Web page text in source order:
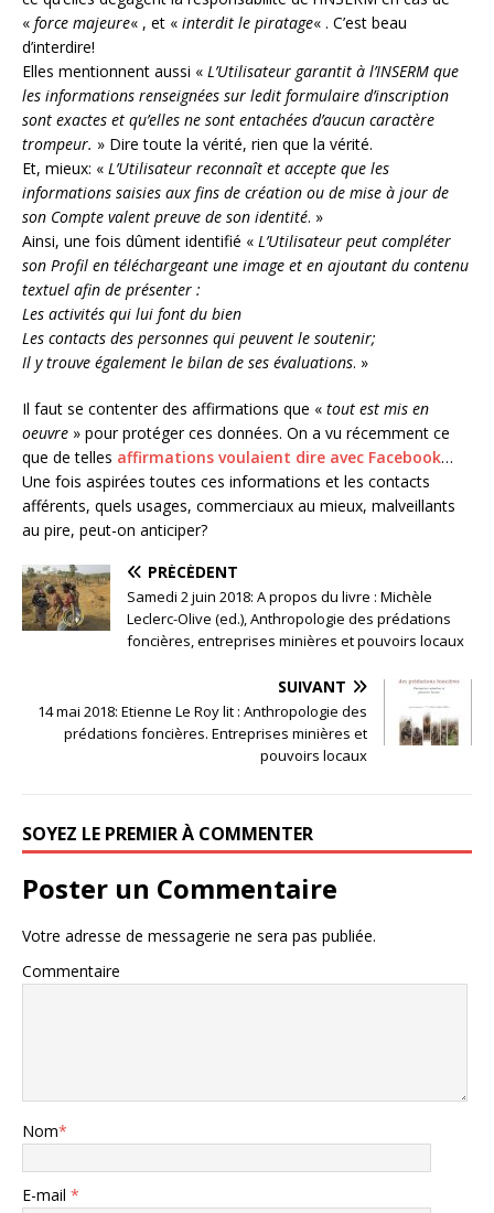
« force majeure« , et « interdit le piratage« . C’est beau
d’interdire!
Elles mentionnent aussi « L’Utilisateur garantit à l’INSERM que
les informations renseignées sur ledit formulaire d’inscription
sont exactes et qu’elles ne sont entachées d’aucun caractère
trompeur. » Dire toute la vérité, rien que la vérité.
Et, mieux: « L’Utilisateur reconnaît et accepte que les
informations saisies aux fins de création ou de mise à jour de
son Compte valent preuve de son identité. »
Ainsi, une fois dûment identifié « L’Utilisateur peut compléter
son Profil en téléchargeant une image et en ajoutant du contenu
textuel afin de présenter :
Les activités qui lui font du bien
Les contacts des personnes qui peuvent le soutenir;
Il y trouve également le bilan de ses évaluations. »
Il faut se contenter des affirmations que « tout est mis en
oeuvre » pour protéger ces données. On a vu récemment ce
que de telles affirmations voulaient dire avec Facebook…
Une fois aspirées toutes ces informations et les contacts
afférents, quels usages, commerciaux au mieux, malveillants
au pire, peut-on anticiper?
PRÉCÉDENT
Samedi 2 juin 2018: A propos du livre : Michèle
Leclerc-Olive (ed.), Anthropologie des prédations
foncières, entreprises minières et pouvoirs locaux
SUIVANT
14 mai 2018: Etienne Le Roy lit : Anthropologie des
prédations foncières. Entreprises minières et
pouvoirs locaux
SOYEZ LE PREMIER À COMMENTER
Poster un Commentaire
Votre adresse de messagerie ne sera pas publiée.
Commentaire
Nom*
E-mail *